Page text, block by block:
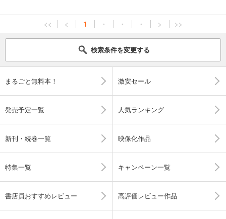
<< < 1 ・ ・ ・ > >>
検索条件を変更する
まるごと無料本！ 激安セール
発売予定一覧 人気ランキング
新刊・続巻一覧 映像化作品
特集一覧 キャンペーン一覧
書店員おすすめレビュー 高評価レビュー作品